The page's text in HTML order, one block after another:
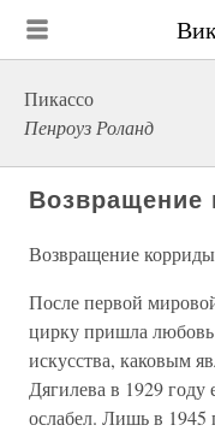
Пикассо
Пенроуз Роланд
Возвращение
Возвращение корриды
После первой
цирку пришла
искусства, каковым
Дягилева в 1929 году
ослабел. Лишь в 1945